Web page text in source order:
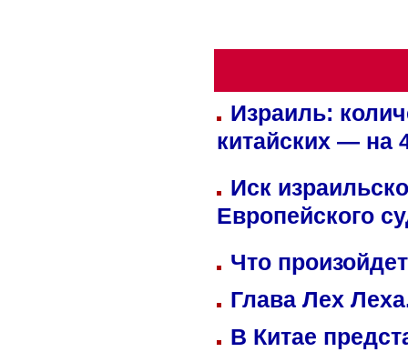
Израиль:
китайских — на
Иск
Европейского
Что
Глава Лех
В Китае